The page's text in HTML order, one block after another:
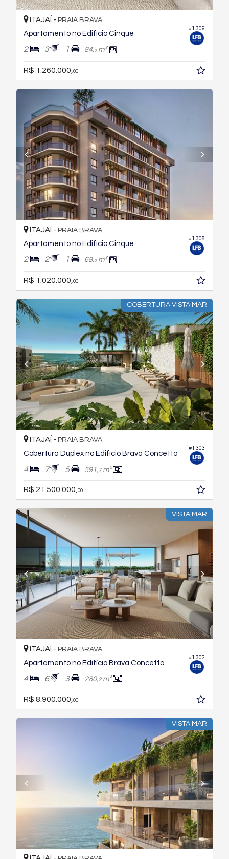
#1.309
ITAJAÍ - PRAIA BRAVA
Apartamento no Edifício Cinque
2 3 1 84,0m²
R$ 1.260.000, 00
#1.308
ITAJAÍ - PRAIA BRAVA
Apartamento no Edifício Cinque
2 2 1 68,0m²
R$ 1.020.000, 00
COBERTURA VISTA MAR
#1.303
ITAJAÍ - PRAIA BRAVA
Cobertura Duplex no Edifício Brava Concetto
4 7 5 591,7m²
R$ 21.500.000,00
VISTA MAR
#1.302
ITAJAÍ - PRAIA BRAVA
Apartamento no Edifício Brava Concetto
4 6 3 280,2m²
R$ 8.900.000, 00
VISTA MAR